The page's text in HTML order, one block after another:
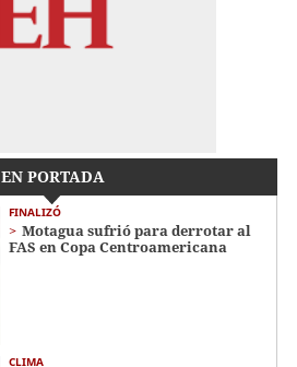
EN PORTADA
FINALIZÓ
Motagua sufrió para derrotar al
FAS en Copa Centroamericana
CLIMA